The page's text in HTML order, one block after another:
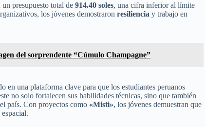
un presupuesto total de 914.40 soles, una cifra inferior al límite
los jóvenes demostraron resiliencia y trabajo en
del sorprendente “Cúmulo Champagne”
en una plataforma clave para que los estudiantes peruanos
no solo fortalecen sus habilidades técnicas, sino que también
país. Con proyectos como «Misti», los jóvenes demuestran que